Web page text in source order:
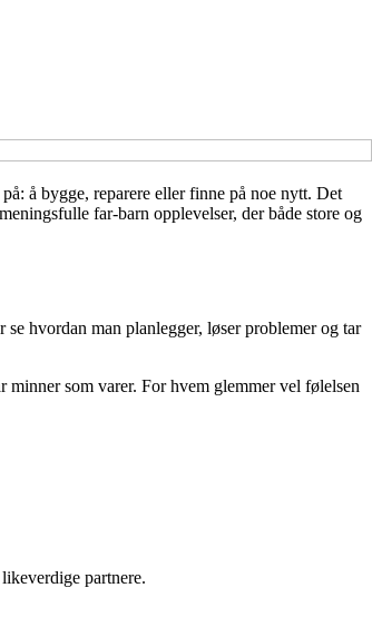
å bygge, reparere eller finne på noe nytt. Det
far-barn opplevelser, der både store og
hvordan man planlegger, løser problemer og tar
som varer. For hvem glemmer vel følelsen
partnere.